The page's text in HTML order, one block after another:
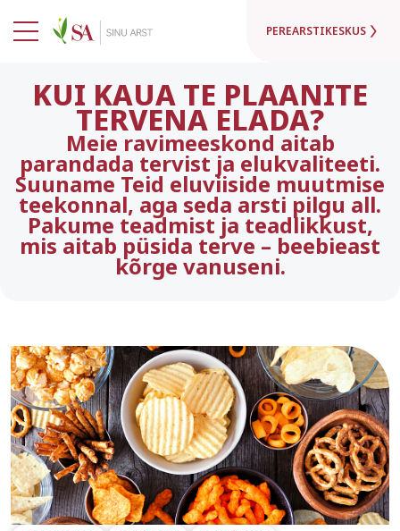
PEREARSTIKESKUS
KUI KAUA TE PLAANITE
TERVENA ELADA?
Meie ravimeeskond aitab
parandada tervist ja elukvaliteeti.
Suuname Teid eluviiside muutmise
teekonnal, aga seda arsti pilgu all.
Pakume teadmist ja teadlikkust,
mis aitab püsida terve – beebieast
kõrge vanuseni.